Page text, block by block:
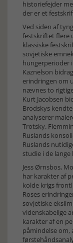
historiefejder
der er et
Ved siden af
festskriftet flere
klassiske
sovjetiske
hungerperioder
Kaznelson
erindringen om
nævnes to
Kurt Jacobsen
Brodskys
analyserer
Trotsky.
Ruslands
Ruslands
studie i de
Jess Ørnsbos,
har karakter af
kolde krigs
Roses
sovjetiske
videnskabelige
karakter af en
påmindelse om,